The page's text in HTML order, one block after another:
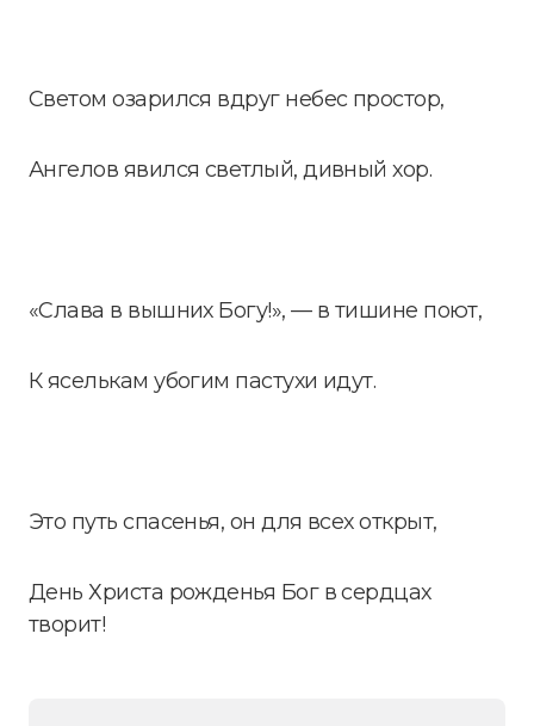
Светом озарился вдруг небес простор,
Ангелов явился светлый, дивный хор.
«Слава в вышних Богу!», — в тишине поют,
К яселькам убогим пастухи идут.
Это путь спасенья, он для всех открыт,
День Христа рожденья Бог в сердцах
творит!